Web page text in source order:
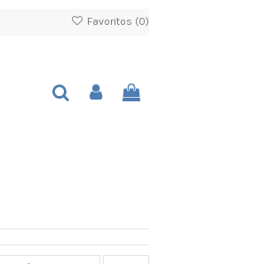
Favoritos (0)